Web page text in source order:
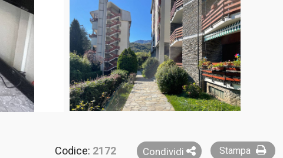
Stampa
Condividi
Codice: 2172